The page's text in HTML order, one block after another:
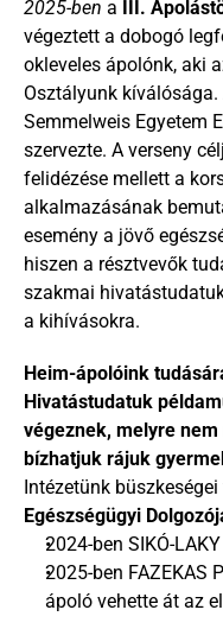
2025-ben a III.
végeztett a dobogó
okleveles ápolónk, aki
Osztályunk
Semmelweis Egyetem
szervezte. A verseny
felidézése mellett a
alkalmazásának
esemény a jövő
hiszen a résztvevők
szakmai
a kihívásokra.
Heim-ápolóink
Hivatástudatuk
végeznek, melyre
bízhatjuk rájuk
Intézetünk
Egészségügyi
2024-ben SIKÓ-
2025-ben FAZEKAS
ápoló vehette át az